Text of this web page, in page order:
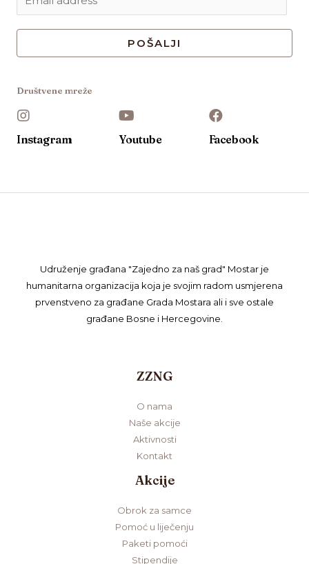
POŠALJI
Društvene mreže
Instagram Youtube Facebook
Udruženje građana "Zajedno za naš grad" Mostar je
humanitarna organizacija koja je svojim radom usmjerena
prvenstveno za građane Grada Mostara ali i sve ostale
građane Bosne i Hercegovine.
ZZNG
O nama
Naše akcije
Aktivnosti
Kontakt
Akcije
Obrok za samce
Pomoć u liječenju
Paketi pomoći
Stipendije